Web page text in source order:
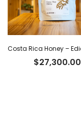
$27,300.00